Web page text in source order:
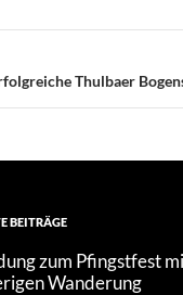
Thulbaer
BEITRÄGE
zum Pfingstfest
Wanderung